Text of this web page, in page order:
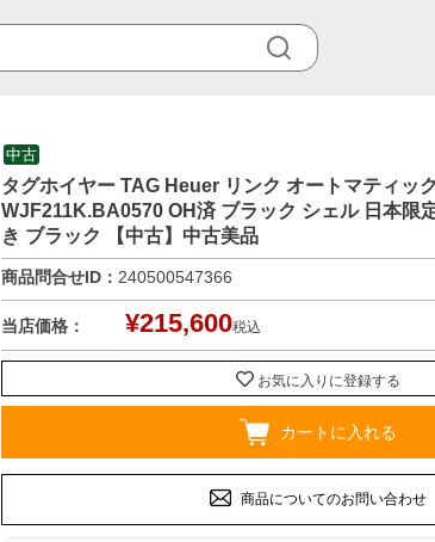
中古
タグホイヤー TAG Heuer リンク オートマティッ
WJF211K.BA0570 OH済 ブラック シェル 日本限
き ブラック 【中古】中古美品
商品問合せID： 240500547366
当店価格： ¥215,600税込
お気に入りに登録する
カートに入れる
商品についてのお問い合わせ